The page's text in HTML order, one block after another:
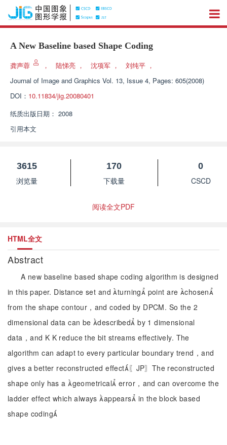
A New Baseline based Shape Coding
龚声蓉 ， 陆悌亮 ， 沈项军 ， 刘纯平 ，
Journal of Image and Graphics Vol. 13, Issue 4, Pages: 605(2008)
DOI： 10.11834/jig.20080401
纸质出版日期： 2008
引用本文
3615
浏览量
170
下载量
0
CSCD
阅读全文PDF
HTML全文
Abstract
A new baseline based shape coding algorithm is designed
in this paper. Distance set and turning point are chosen
from the shape contour，and coded by DPCM. So the 2
dimensional data can be described by 1 dimensional
data，and K K reduce the bit streams effectively. The
algorithm can adapt to every particular boundary trend，and
gives a better reconstructed effect〖JP〗The reconstructed
shape only has a geometrical error，and can overcome the
ladder effect which always appears in the block based
shape coding